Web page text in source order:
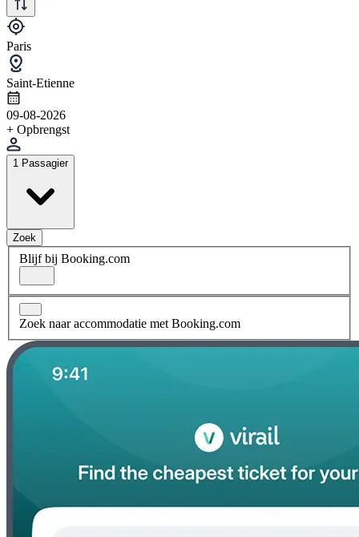
Paris
Saint-Etienne
09-08-2026
+ Opbrengst
1 Passagier
Zoek
Blijf bij Booking.com
Zoek naar accommodatie met Booking.com